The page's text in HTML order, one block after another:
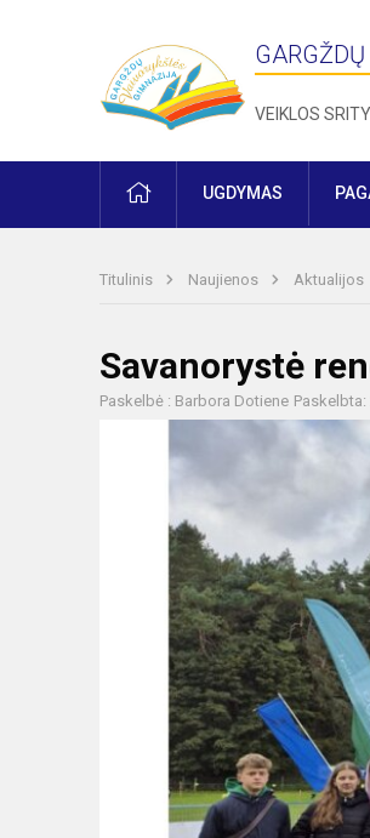
VEIKLOS
PRADŽIAUGDYMAS
Titulinis Naujienos Aktualijos
Savanorystė
Paskelbė : Barbora Dotiene Paskelbta: